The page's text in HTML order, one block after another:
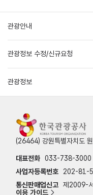
관광안내
관광정보 수정/신규요청
관광정보
(26464) 강원특별자치도
대표전화 033-738-3000
사업자등록번호
202-81-
통신판매업신고 제2009-
이용 가이드